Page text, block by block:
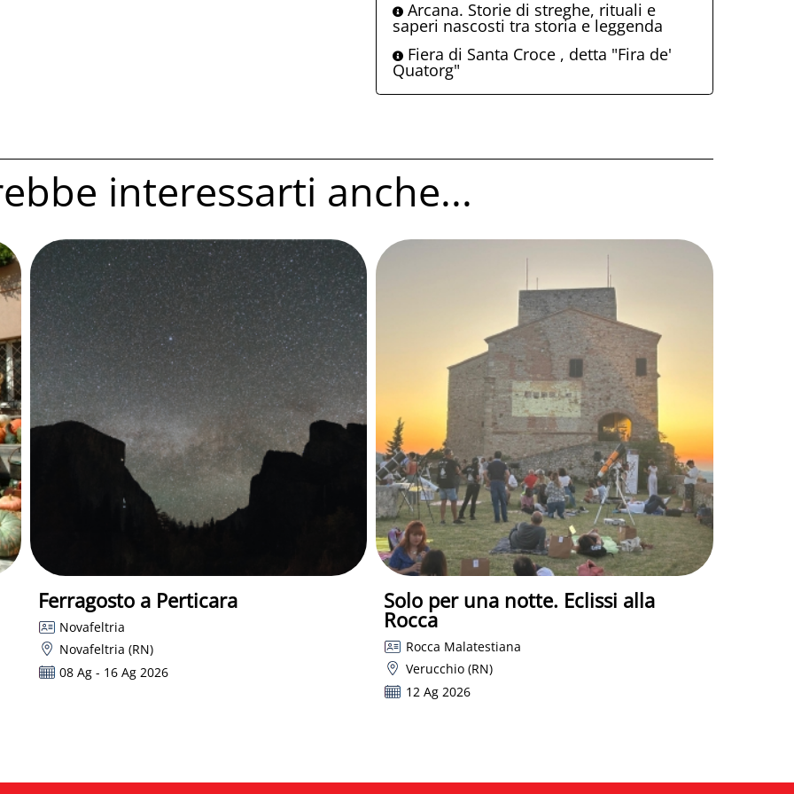
Arcana. Storie di streghe, rituali e
saperi nascosti tra storia e leggenda
Fiera di Santa Croce , detta "Fira de'
Quatorg"
interessarti anche...
Ferragosto a Perticara
Novafeltria
Novafeltria (RN)
08 Ag - 16 Ag 2026
Solo per una notte. Eclissi alla
Rocca
Rocca Malatestiana
Verucchio (RN)
12 Ag 2026